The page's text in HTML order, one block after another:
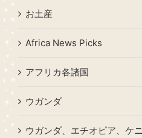
お土産
Africa News Picks
アフリカ各諸国
ウガンダ
ウガンダ、エチオピア、ケ